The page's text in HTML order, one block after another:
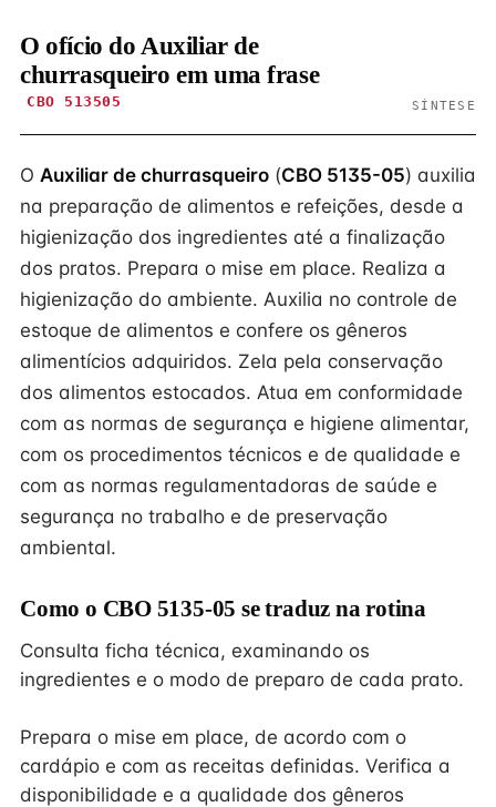
O ofício do Auxiliar de
churrasqueiro em uma frase
CBO 513505 SÍNTESE
O Auxiliar de churrasqueiro (CBO 5135-05) auxilia
na preparação de alimentos e refeições, desde a
higienização dos ingredientes até a finalização
dos pratos. Prepara o mise em place. Realiza a
higienização do ambiente. Auxilia no controle de
estoque de alimentos e confere os gêneros
alimentícios adquiridos. Zela pela conservação
dos alimentos estocados. Atua em conformidade
com as normas de segurança e higiene alimentar,
com os procedimentos técnicos e de qualidade e
com as normas regulamentadoras de saúde e
segurança no trabalho e de preservação
ambiental.
Como o CBO 5135-05 se traduz na rotina
Consulta ficha técnica, examinando os
ingredientes e o modo de preparo de cada prato.
Prepara o mise em place, de acordo com o
cardápio e com as receitas definidas. Verifica a
disponibilidade e a qualidade dos gêneros